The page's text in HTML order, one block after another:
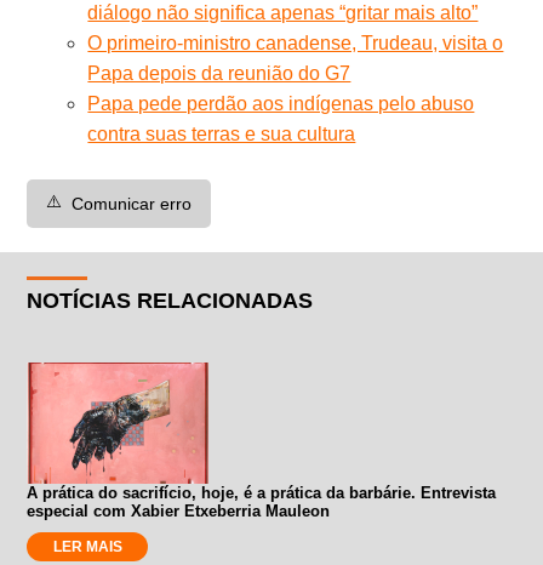
diálogo não significa apenas “gritar mais alto”
O primeiro-ministro canadense, Trudeau, visita o
Papa depois da reunião do G7
Papa pede perdão aos indígenas pelo abuso
contra suas terras e sua cultura
⚠️ Comunicar erro
NOTÍCIAS RELACIONADAS
A prática do sacrifício, hoje, é a prática da barbárie. Entrevista
especial com Xabier Etxeberria Mauleon
LER MAIS